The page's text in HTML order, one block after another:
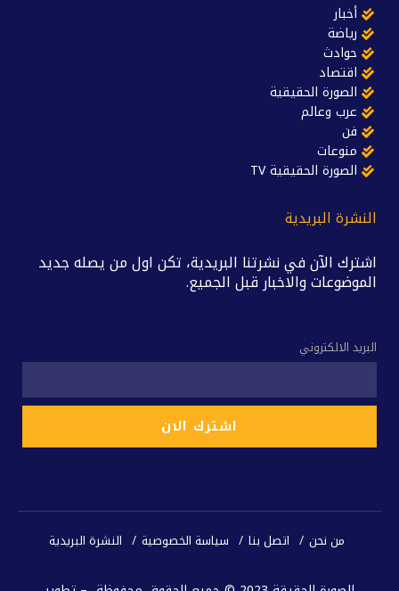
أخبار
رياضة
حوادث
اقتصاد
الصورة الحقيقية
عرب وعالم
فن
منوعات
الصورة الحقيقية TV
النشرة البريدية
اشترك الآن في نشرتنا البريدية، تكن اول من يصله جديد
الموضوعات والاخبار قبل الجميع.
البريد الالكتروني
من نحن اتصل بنا سياسة الخصوصية النشرة البريدية